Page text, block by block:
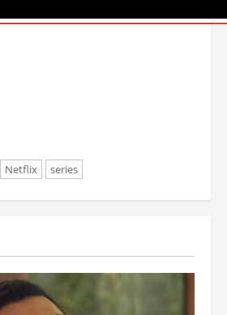
Netflix series